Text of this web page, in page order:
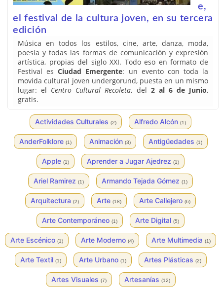
e,
el festival de la cultura joven, en su tercera
edición
Música en todos los estilos, cine, arte, danza, moda,
poesía y todas las formas de comunicación y expresión
artística, propias del siglo XXI. Todo eso en formato de
Festival esCiudad Emergente: un evento con toda la
movida cultural joven undergorund, puesta en un mismo
lugar: el Centro Cultural Recoleta, del 2 al 6 de Junio,
gratis.
Actividades Culturales (2) Alfredo Alcón (1)
AnderFolklore (1) Animación (3) Antigüedades (1)
Apple (1) Aprender a Jugar Ajedrez (1)
Ariel Ramirez (1) Armando Tejada Gómez (1)
Arquitectura (2) Arte (18) Arte Callejero (6)
Arte Contemporáneo (1) Arte Digital (5)
Arte Escénico (1) Arte Moderno (4) Arte Multimedia (1)
Arte Textil (1) Arte Urbano (1) Artes Plásticas (2)
Artes Visuales (7) Artesanías (12)